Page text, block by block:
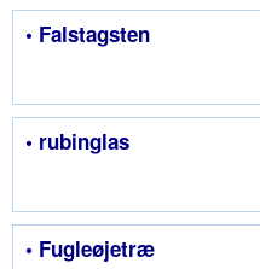
• Falstagsten
• rubinglas
• Fugleøjetræ